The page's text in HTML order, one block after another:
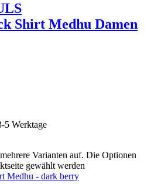
Shirt Medhu Damen
5 Werktage
Varianten auf. Die Optionen
gewählt werden